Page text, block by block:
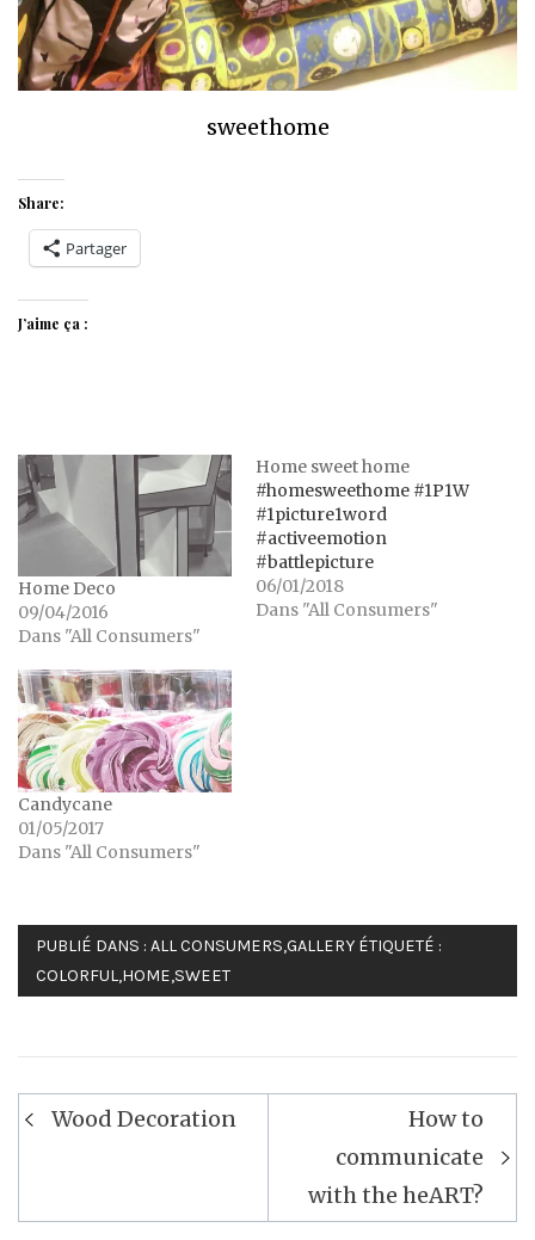
sweethome
Share:
Partager
J’aime ça :
Home Deco
09/04/2016
Dans "All Consumers"
Home sweet home
#homesweethome #1P1W
#1picture1word
#activeemotion
#battlepicture
06/01/2018
Dans "All Consumers"
Candycane
01/05/2017
Dans "All Consumers"
PUBLIÉ DANS : ALL CONSUMERS,GALLERY ÉTIQUETÉ :
COLORFUL,HOME,SWEET
Navigation
Wood Decoration
How to
communicate
with the heART?